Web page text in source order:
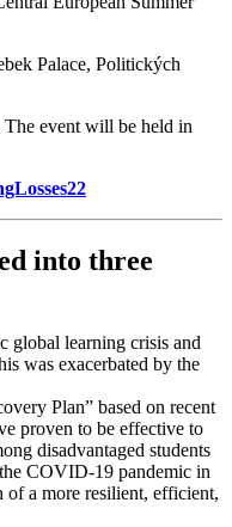
Palace, Politických
event will be held in
into three
global learning crisis and
was exacerbated by the
Plan” based on recent
proven to be effective to
disadvantaged students
COVID-19 pandemic in
of a more resilient, efficient,